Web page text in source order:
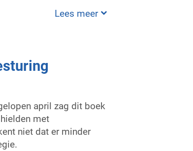
Lees meer
april zag dit boek
met
niet dat er minder